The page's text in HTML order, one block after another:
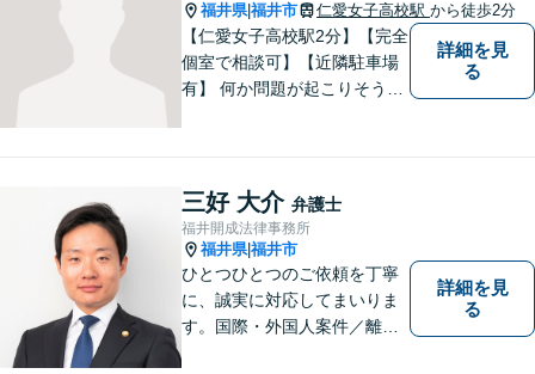
提供することを目指していま
す。
福井県|福井市 仁愛女子高校駅 から徒歩2分
【仁愛女子高校駅2分】【完全
個室で相談可】【近隣駐車場
有】 何か問題が起こりそうと
問に思ったときには、迷わず
すぐにご相談ください。一緒
に解決の方法を考えましょ
う。
詳細を見
る
三好 大介 弁護士
福井開成法律事務所
福井県|福井市
ひとつひとつのご依頼を丁寧
に、誠実に対応してまいりま
す。国際・外国人案件／離
詳細を見
る